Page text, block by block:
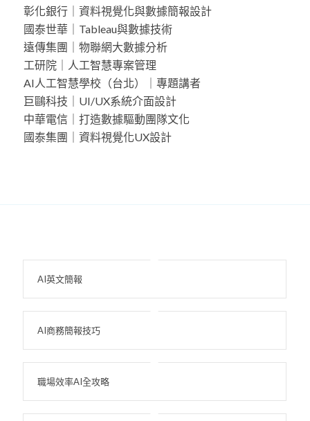
彰化銀行｜資料視覺化與數據簡報設計
國泰世華｜Tableau與數據技術​
遠傳集團｜物聯網大數據分析
工研院｜人工智慧專案管理​
AI人工智慧學校（台北）｜專題講者
巨鷗科技｜UI/UX系統介面設計​
中華電信｜打造數據驅動團隊文化
國泰集團｜資料視覺化UX設計
AI英文簡報
AI商務簡報技巧
職場效率AI全攻略